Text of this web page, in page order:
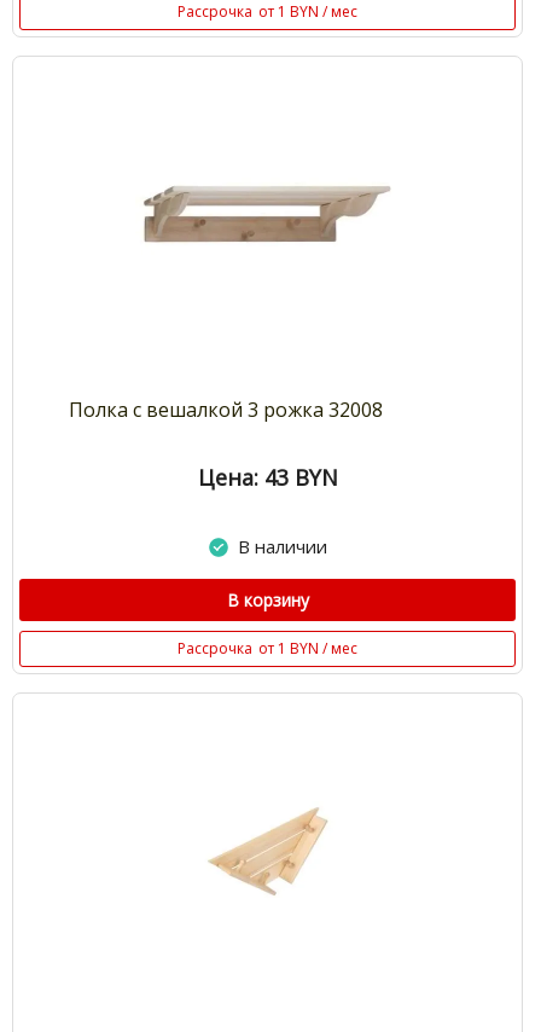
Рассрочка от 1 BYN / мес
Полка с вешалкой 3 рожка 32008
Цена: 43 BYN
В наличии
В корзину
Рассрочка от 1 BYN / мес